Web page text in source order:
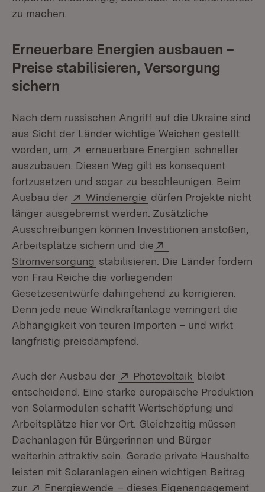
zu machen.
Erneuerbare Energien ausbauen –
Preise stabilisieren, Versorgung
sichern
Nach dem russischen Angriff auf die Ukraine sind
aus Sicht der Länder wichtige Weichen gestellt
worden, um
Extern:
erneuerbare Energien (Öffnet in
schneller
auszubauen. Diesen Weg gilt es konsequent
fortzusetzen und sogar zu beschleunigen. Beim
Ausbau der
Extern:
Windenergie (Öffnet in neuem
dürfen Projekte nicht
länger ausgebremst werden. Zusätzliche
Ausschreibungen können Investitionen anstoßen,
Arbeitsplätze sichern und die
Stromversorgung (Öffnet in neuem Fenster)
stabilisieren. Die Länder fordern
von Frau Reiche die vorliegenden
Gesetzesentwürfe dahingehend zu korrigieren.
Denn jede neue Windkraftanlage verringert die
Abhängigkeit von teuren Importen – und wirkt
langfristig preisdämpfend.
Auch der Ausbau der Extern:
Photovoltaik (Öffnet in
bleibt
entscheidend. Eine starke europäische Produktion
von Solarmodulen schafft Wertschöpfung und
Arbeitsplätze hier vor Ort. Gleichzeitig müssen
Dachanlagen für Bürgerinnen und Bürger
weiterhin attraktiv sein. Gerade private Haushalte
leisten mit Solaranlagen einen wichtigen Beitrag
zur
Extern:
Energiewende (Öffnet in neuem Fenster)
– dieses Eigenengagement